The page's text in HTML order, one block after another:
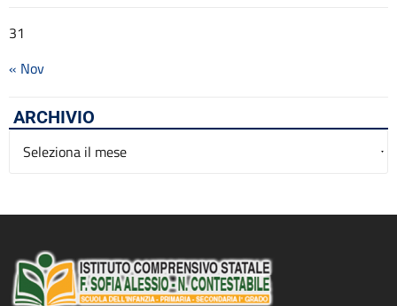
31
« Nov
ARCHIVIO
Archivio